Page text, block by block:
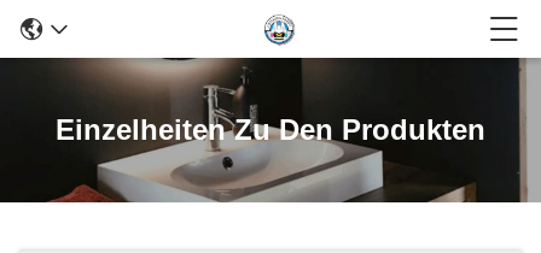
Einzelheiten Zu Den Produkten